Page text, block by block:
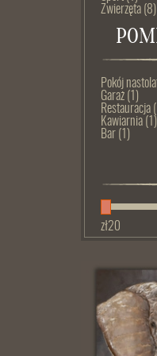
Zwierzęta (8)
Pokój
Garaż (1)
Restauracja
Kawiarnia (1)
Bar (1)
zł20